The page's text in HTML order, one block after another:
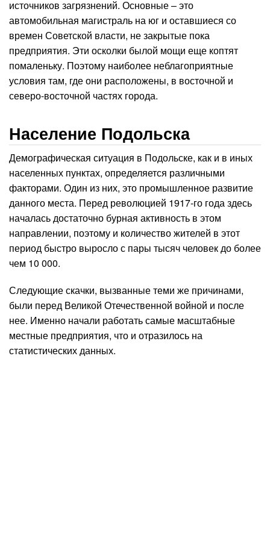
источников загрязнений. Основные – это
автомобильная магистраль на юг и оставшиеся со
времен Советской власти, не закрытые пока
предприятия. Эти осколки былой мощи еще коптят
помаленьку. Поэтому наиболее неблагоприятные
условия там, где они расположены, в восточной и
северо-восточной частях города.
Население Подольска
Демографическая ситуация в Подольске, как и в иных
населенных пунктах, определяется различными
факторами. Один из них, это промышленное развитие
данного места. Перед революцией 1917-го года здесь
началась достаточно бурная активность в этом
направлении, поэтому и количество жителей в этот
период быстро выросло с пары тысяч человек до более
чем 10 000.
Следующие скачки, вызванные теми же причинами,
были перед Великой Отечественной войной и после
нее. Именно начали работать самые масштабные
местные предприятия, что и отразилось на
статистических данных.